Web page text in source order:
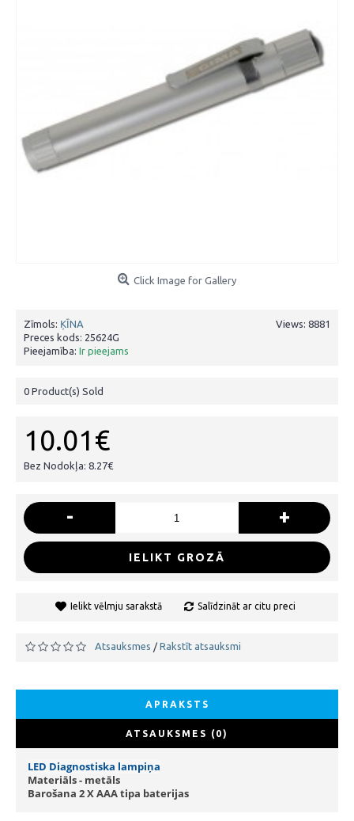
Click Image for Gallery
Views: 8881
Zīmols: ĶĪNA
Preces kods: 25624G
Pieejamība: Ir pieejams
0 Product(s) Sold
10.01€
Bez Nodokļa: 8.27€
- +
IELIKT GROZĀ
Ielikt vēlmju sarakstā Salīdzināt ar citu preci
Atsauksmes / Rakstīt atsauksmi
APRAKSTS
ATSAUKSMES (0)
LED Diagnostiska lampiņa
Materiāls - metāls
Barošana 2 X AAA tipa baterijas